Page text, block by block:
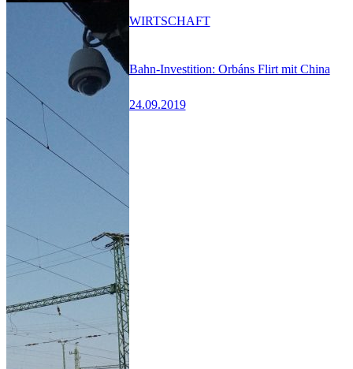
Bahn-Investition: Orbáns Flirt mit China
24.09.2019
WIRTSCHAFT